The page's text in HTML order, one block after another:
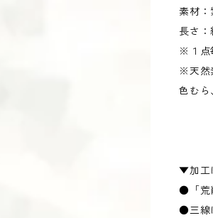
素材：
長さ：
※１点
※天然
色む
▼加工
●「荒
●三線